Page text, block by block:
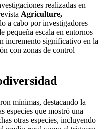
realizadas en
Agriculture,
a cabo por investigadores
pequeña escala en entornos
incremento significativo en la
con zonas de control
mínimas, destacando la
especies que mostró una
otras especies, incluyendo